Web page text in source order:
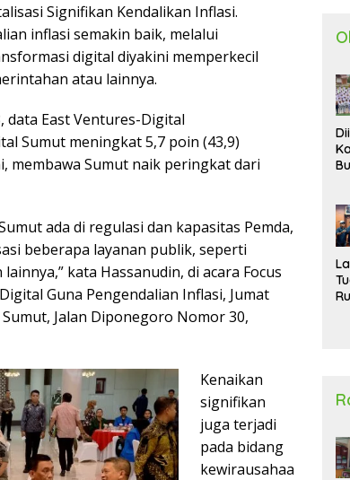
Signifikan Kendalikan Inflasi.
inflasi semakin baik, melalui
digital diyakini memperkecil
atau lainnya.
data East Ventures-Digital
Sumut meningkat 5,7 poin (43,9)
membawa Sumut naik peringkat dari
ada di regulasi dan kapasitas Pemda,
beberapa layanan publik, seperti
kata Hassanudin, di acara Focus
Guna Pengendalian Inflasi, Jumat
Jalan Diponegoro Nomor 30,
Kenaikan
signifikan
juga terjadi
pada bidang
kewirausahaa